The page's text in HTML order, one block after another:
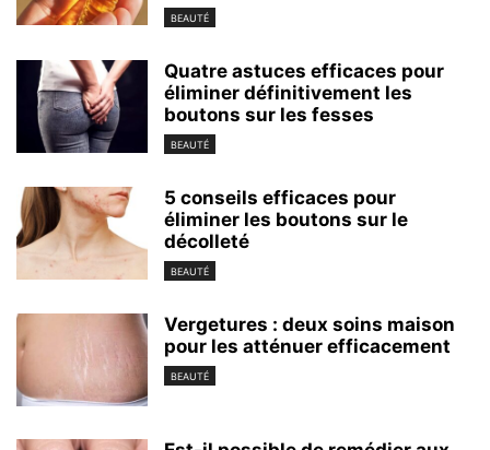
BEAUTÉ
Quatre astuces efficaces pour
éliminer définitivement les
boutons sur les fesses
BEAUTÉ
5 conseils efficaces pour
éliminer les boutons sur le
décolleté
BEAUTÉ
Vergetures : deux soins maison
pour les atténuer efficacement
BEAUTÉ